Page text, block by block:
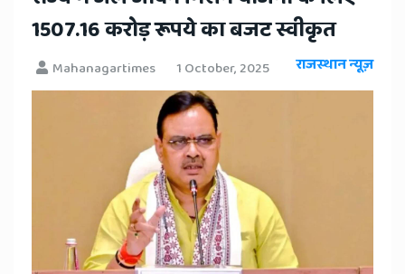
News,
Hindi
Samachar,
Rajasthan
1507.16 करोड़ रूपये का बजट स्वीकृत
Mahanagartimes 1 October, 2025 राजस्थान न्यूज़